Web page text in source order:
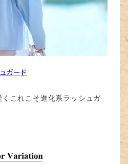
ガード
これこそ進化系ラッシュガ